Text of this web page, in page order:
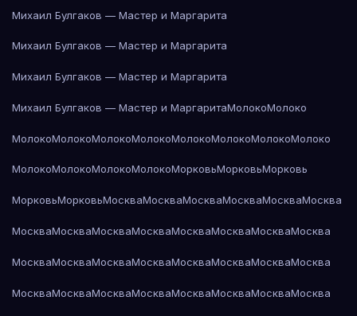
Михаил Булгаков — Мастер и Маргарита
Михаил Булгаков — Мастер и Маргарита
Михаил Булгаков — Мастер и Маргарита
Михаил Булгаков — Мастер и МаргаритаМолокоМолоко
МолокоМолокоМолокоМолокоМолокоМолокоМолокоМолоко
МолокоМолокоМолокоМолокоМорковьМорковьМорковь
МорковьМорковьМоскваМоскваМоскваМоскваМоскваМосква
МоскваМоскваМоскваМоскваМоскваМоскваМоскваМосква
МоскваМоскваМоскваМоскваМоскваМоскваМоскваМосква
МоскваМоскваМоскваМоскваМоскваМоскваМоскваМосква